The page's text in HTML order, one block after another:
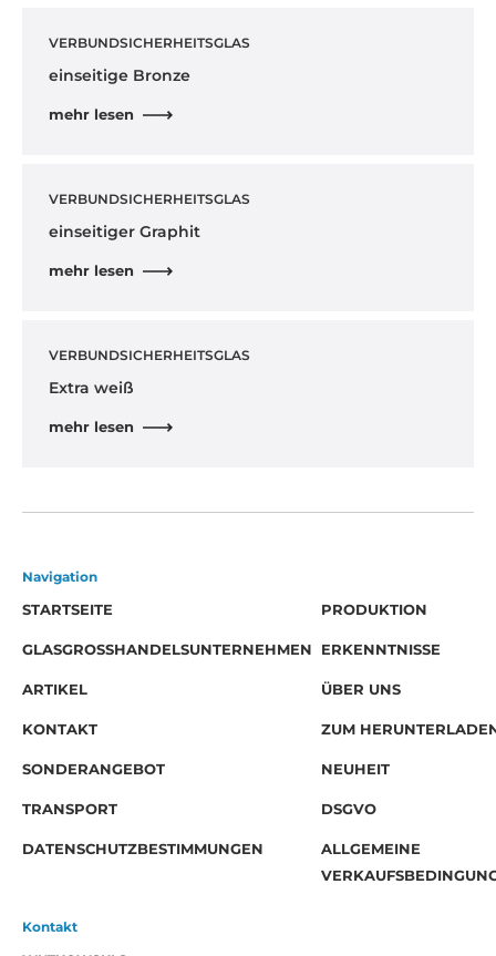
VERBUNDSICHERHEITSGLAS
einseitige Bronze
mehr lesen
VERBUNDSICHERHEITSGLAS
einseitiger Graphit
mehr lesen
VERBUNDSICHERHEITSGLAS
Extra weiß
mehr lesen
Navigation
STARTSEITE
PRODUKTION
GLASGROSSHANDELSUNTERNEHMEN ERKENNTNISSE
ARTIKEL ÜBER UNS
KONTAKT ZUM
SONDERANGEBOT NEUHEIT
TRANSPORT DSGVO
DATENSCHUTZBESTIMMUNGEN
ALLGEMEINE
Kontakt